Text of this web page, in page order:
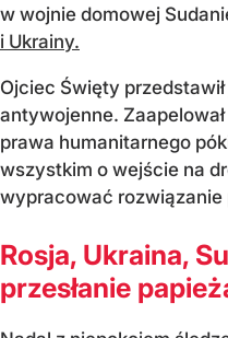
w wojnie domowej
i Ukrainy.
Ojciec Święty
antywojenne.
prawa humanitarnego
wszystkim o wejście na
wypracować rozwiązanie
Rosja, Ukraina,
przesłanie